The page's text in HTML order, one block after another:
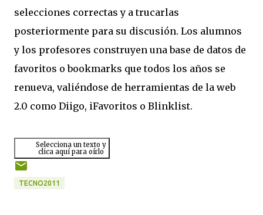
selecciones correctas y a trucarlas
posteriormente para su discusión. Los alumnos
y los profesores construyen una base de datos de
favoritos o bookmarks que todos los años se
renueva, valiéndose de herramientas de la web
2.0 como Diigo, iFavoritos o Blinklist.
Selecciona un texto y
clica aquí para oírlo
TECNO2011